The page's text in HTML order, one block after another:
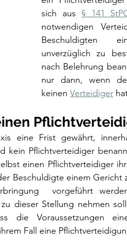
sich aus § 141
notwendigen
Beschuldigten
unverzüglich zu
nach Belehrung
nur dann, wenn
keinen Verteidiger
eine Frist gewährt,
kein Pflichtverteidiger
einen Pflichtverteidiger
Beschuldigte einem Gericht
vorgeführt
dieser Stellung nehmen
die Voraussetzungen
Fall eine